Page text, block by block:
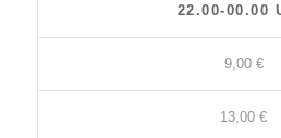
22.00-00.00
9,00 €
13,00 €